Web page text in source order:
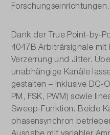
20
min. Frequenz Sinus
10000
Forschungseinrichtungen.
Dank der True Point-by-
4047B Arbiträrsignale
Verzerrung und Jitter.
unabhängige Kanäle
gestalten – inklusive DC-
PM, FSK, PWM) sowie
Sweep-Funktion. Beide
phasensynchron
Ausgabe mit variabler